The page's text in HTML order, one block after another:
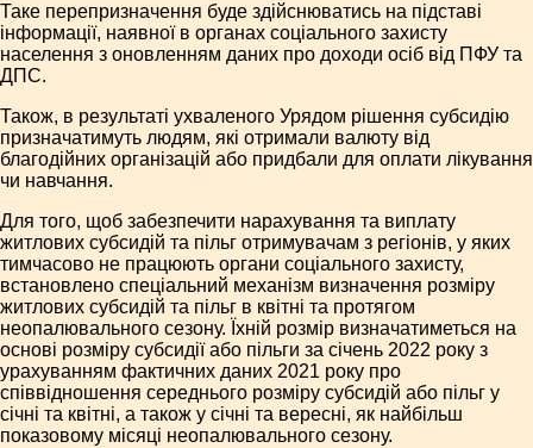
Таке перепризначення буде здійснюватись на підставі
інформації, наявної в органах соціального захисту
населення з оновленням даних про доходи осіб від ПФУ та
ДПС.
Також, в результаті ухваленого Урядом рішення субсидію
призначатимуть людям, які отримали валюту від
благодійних організацій або придбали для оплати лікування
чи навчання.
Для того, щоб забезпечити нарахування та виплату
житлових субсидій та пільг отримувачам з регіонів, у яких
тимчасово не працюють органи соціального захисту,
встановлено спеціальний механізм визначення розміру
житлових субсидій та пільг в квітні та протягом
неопалювального сезону. Їхній розмір визначатиметься на
основі розміру субсидії або пільги за січень 2022 року з
урахуванням фактичних даних 2021 року про
співвідношення середнього розміру субсидій або пільг у
січні та квітні, а також у січні та вересні, як найбільш
показовому місяці неопалю­вального сезону.